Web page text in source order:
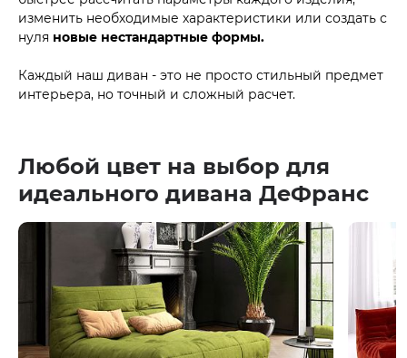
изменить необходимые характеристики или создать с
нуля новые нестандартные формы.
Каждый наш диван - это не просто стильный предмет
интерьера, но точный и сложный расчет.
Любой цвет на выбор для
идеального дивана ДеФранс